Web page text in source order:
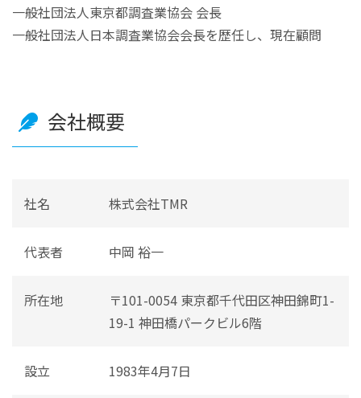
一般社団法人東京都調査業協会 会長
一般社団法人日本調査業協会会長を歴任し、現在顧問
会社概要
社名 株式会社TMR
代表者 中岡 裕一
所在地
〒101-0054 東京都千代田区神田錦町1-
19-1 神田橋パークビル6階
設立 1983年4月7日